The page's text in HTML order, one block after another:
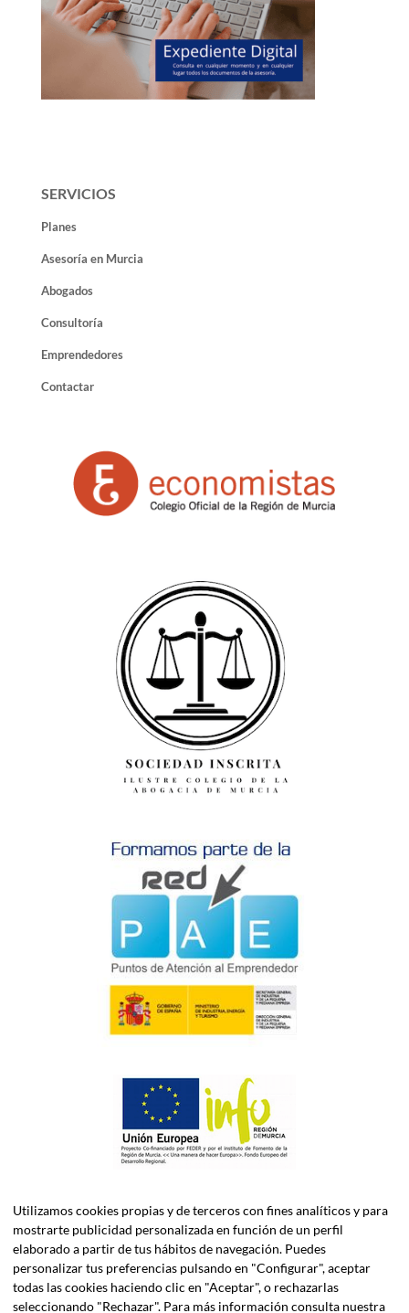
SERVICIOS
Planes
Asesoría en Murcia
Abogados
Consultoría
Emprendedores
Contactar
ASELEC CONSULTORES, S.L.P. es una firma especializada en
Utilizamos cookies propias y de terceros con fines analíticos y para
mostrarte publicidad personalizada en función de un perfil
elaborado a partir de tus hábitos de navegación. Puedes
personalizar tus preferencias pulsando en "Configurar", aceptar
todas las cookies haciendo clic en "Aceptar", o rechazarlas
seleccionando "Rechazar". Para más información consulta nuestra